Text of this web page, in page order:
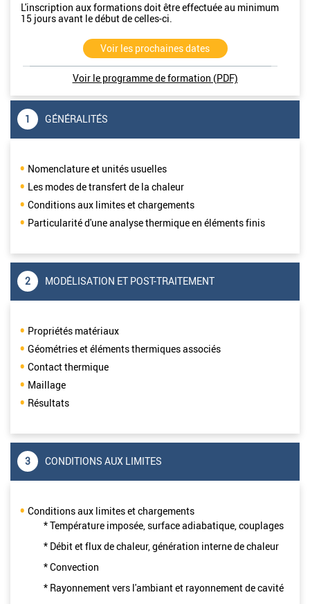
L'inscription aux formations doit être effectuée au minimum
15 jours avant le début de celles-ci.
Voir les prochaines dates
Voir le programme de formation (PDF)
1 GÉNÉRALITÉS
Nomenclature et unités usuelles
Les modes de transfert de la chaleur
Conditions aux limites et chargements
Particularité d'une analyse thermique en éléments finis
2 MODÉLISATION ET POST-TRAITEMENT
Propriétés matériaux
Géométries et éléments thermiques associés
Contact thermique
Maillage
Résultats
3 CONDITIONS AUX LIMITES
Conditions aux limites et chargements
* Température imposée, surface adiabatique, couplages
* Débit et flux de chaleur, génération interne de chaleur
* Convection
* Rayonnement vers l'ambiant et rayonnement de cavité